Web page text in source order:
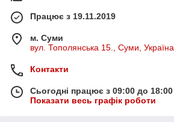
Працює з 19.11.2019
м. Суми
вул. Тополянська 15., Суми, Україна
Контакти
Сьогодні працює з 09:00 до 18:00
Показати весь графік роботи